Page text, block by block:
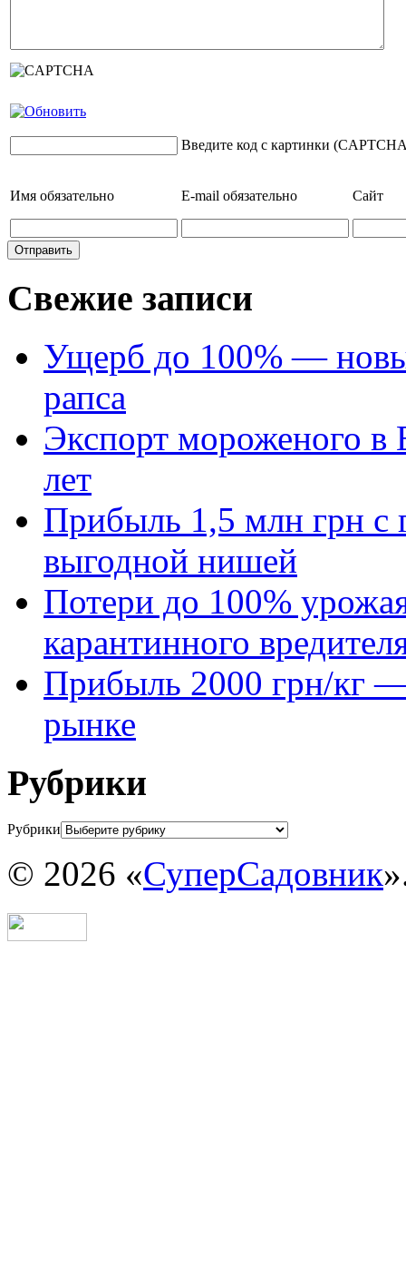
Введите код с картинки
Имя обязательно E-mail обязательно Сайт
Свежие записи
Ущерб до 100% —
рапса
Экспорт мороженого в
лет
Прибыль 1,5 млн грн с
выгодной нишей
Потери до 100%
карантинного
Прибыль 2000 грн/кг —
рынке
Рубрики
Рубрики
© 2026 «СуперСадовник